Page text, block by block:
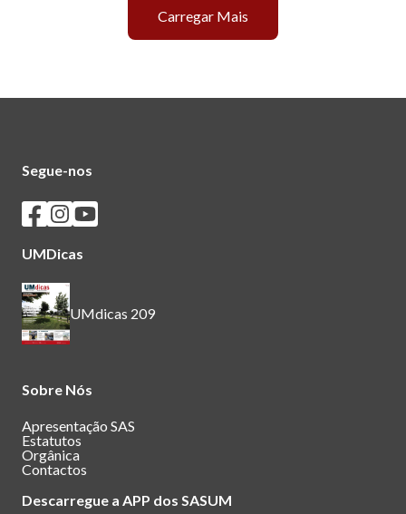
Carregar Mais
Segue-nos
Seguir os SASUM no Facebook
Seguir os SASUM no Instagram
Seguir os SASUM no Youtube
UMDicas
UMdicas 209
Sobre Nós
Apresentação SAS
Estatutos
Orgânica
Contactos
Descarregue a APP dos SASUM